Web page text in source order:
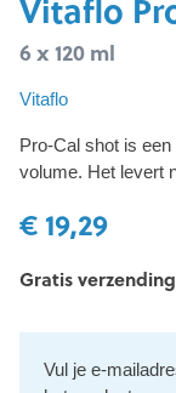
Vitaflo
6 x 120 ml
Vitaflo
Pro-Cal shot is
volume. Het levert
€ 19,29
Gratis
Vul je e-